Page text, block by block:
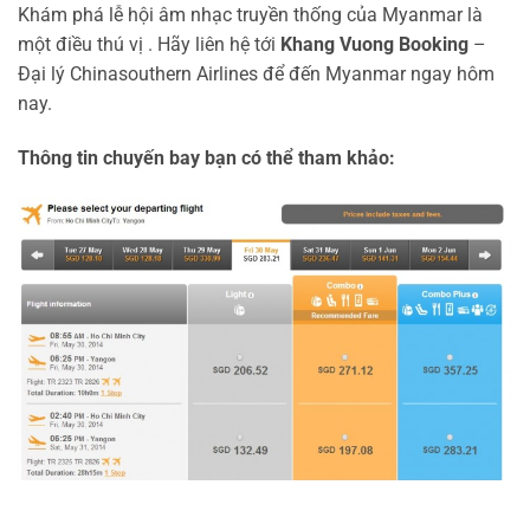
Khám phá lễ hội âm nhạc truyền thống của Myanmar là
một điều thú vị . Hãy liên hệ tới Khang Vuong Booking –
Đại lý Chinasouthern Airlines để đến Myanmar ngay hôm
nay.
Thông tin chuyến bay bạn có thể tham khảo: